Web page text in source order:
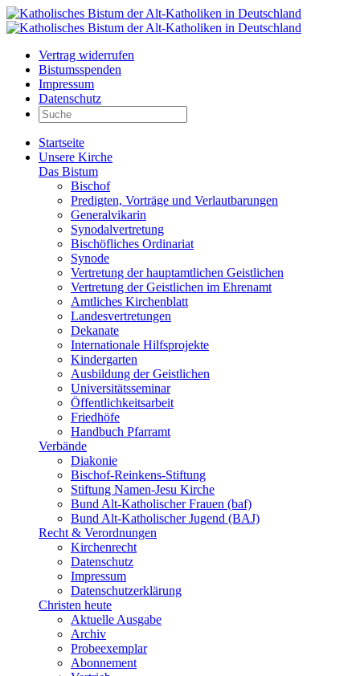
Vertrag widerrufen
Bistumsspenden
Impressum
Datenschutz
Startseite
Unsere Kirche
Das Bistum
Bischof
Predigten, Vorträge und Verlautbarungen
Generalvikarin
Synodalvertretung
Bischöfliches Ordinariat
Synode
Vertretung der hauptamtlichen Geistlichen
Vertretung der Geistlichen im Ehrenamt
Amtliches Kirchenblatt
Landesvertretungen
Dekanate
Internationale Hilfsprojekte
Kindergarten
Ausbildung der Geistlichen
Universitätsseminar
Öffentlichkeitsarbeit
Friedhöfe
Handbuch Pfarramt
Verbände
Diakonie
Bischof-Reinkens-Stiftung
Stiftung Namen-Jesu Kirche
Bund Alt-Katholischer Frauen (baf)
Bund Alt-Katholischer Jugend (BAJ)
Recht & Verordnungen
Kirchenrecht
Datenschutz
Impressum
Datenschutzerklärung
Christen heute
Aktuelle Ausgabe
Archiv
Probeexemplar
Abonnement